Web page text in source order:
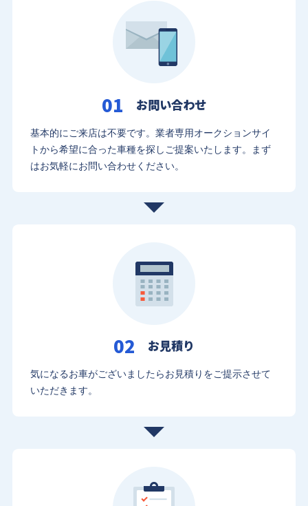
01 お問い合わせ
基本的にご来店は不要です。業者専用オークションサイ
トから希望に合った車種を探しご提案いたします。まず
はお気軽にお問い合わせください。
02 お見積り
気になるお車がございましたらお見積りをご提示させて
いただきます。